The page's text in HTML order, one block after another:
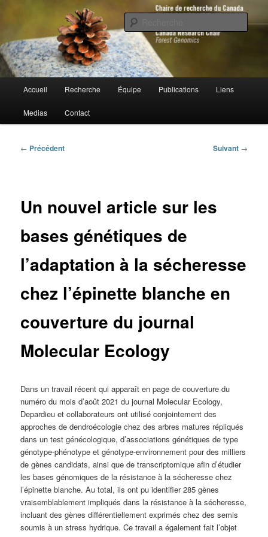
principalChaire de recherche du Canada en
génomique forestière
principal
Accueil Recherche Équipe Publications Liens
Medias Contact
Navigation
← Précédent Suivant →
Un nouvel article sur les
bases génétiques de
l’adaptation à la sécheresse
chez l’épinette blanche en
couverture du journal
Molecular Ecology
Dans un travail récent qui apparaît en page de couverture du
numéro du mois d’août 2021 du journal Molecular Ecology,
Depardieu et collaborateurs ont utilisé conjointement des
approches de dendroécologie chez des arbres matures répliqués
dans un test génécologique, d’associations génétiques de type
génotype-phénotype et génotype-environnement pour des milliers
de gènes candidats, ainsi que de transcriptomique afin d’étudier
les bases génomiques de la résistance à la sécheresse chez
l’épinette blanche. Au total, ils ont pu identifier 285 gènes
vraisemblablement impliqués dans la résistance à la sécheresse,
incluant des gènes différentiellement exprimés chez des semis
soumis à un stress hydrique. Ce travail a également fait l’objet